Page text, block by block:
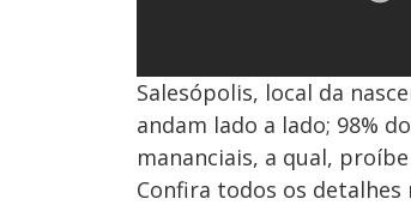
Salesópolis, local da
andam lado a lado; 98%
mananciais, a qual,
Confira todos os